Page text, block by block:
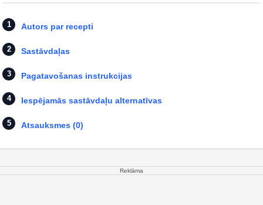
Autors par recepti
Sastāvdaļas
Pagatavošanas instrukcijas
Iespējamās sastāvdaļu alternatīvas
Atsauksmes (0)
Reklāma